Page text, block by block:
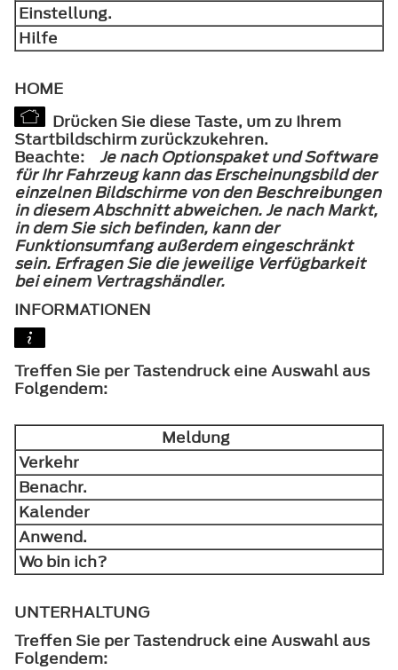
Einstellung.
Hilfe
HOME
Drücken Sie diese Taste, um zu Ihrem
Startbildschirm zurückzukehren.
Beachte:
Je nach Optionspaket und Software
für Ihr Fahrzeug kann das Erscheinungsbild der
einzelnen Bildschirme von den Beschreibungen
in diesem Abschnitt abweichen. Je nach Markt,
in dem Sie sich befinden, kann der
Funktionsumfang außerdem eingeschränkt
sein. Erfragen Sie die jeweilige Verfügbarkeit
bei einem Vertragshändler.
INFORMATIONEN
Treffen Sie per Tastendruck eine Auswahl aus
Folgendem:
Meldung
Verkehr
Benachr.
Kalender
Anwend.
Wo bin ich?
UNTERHALTUNG
Treffen Sie per Tastendruck eine Auswahl aus
Folgendem: